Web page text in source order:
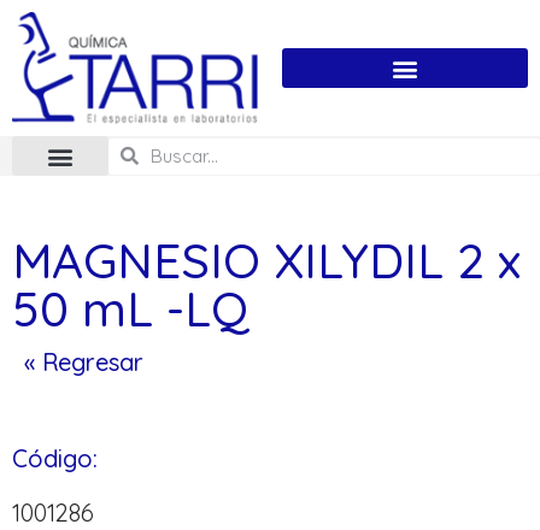
MAGNESIO XILYDIL 2 x
50 mL -LQ
« Regresar
Código:
1001286